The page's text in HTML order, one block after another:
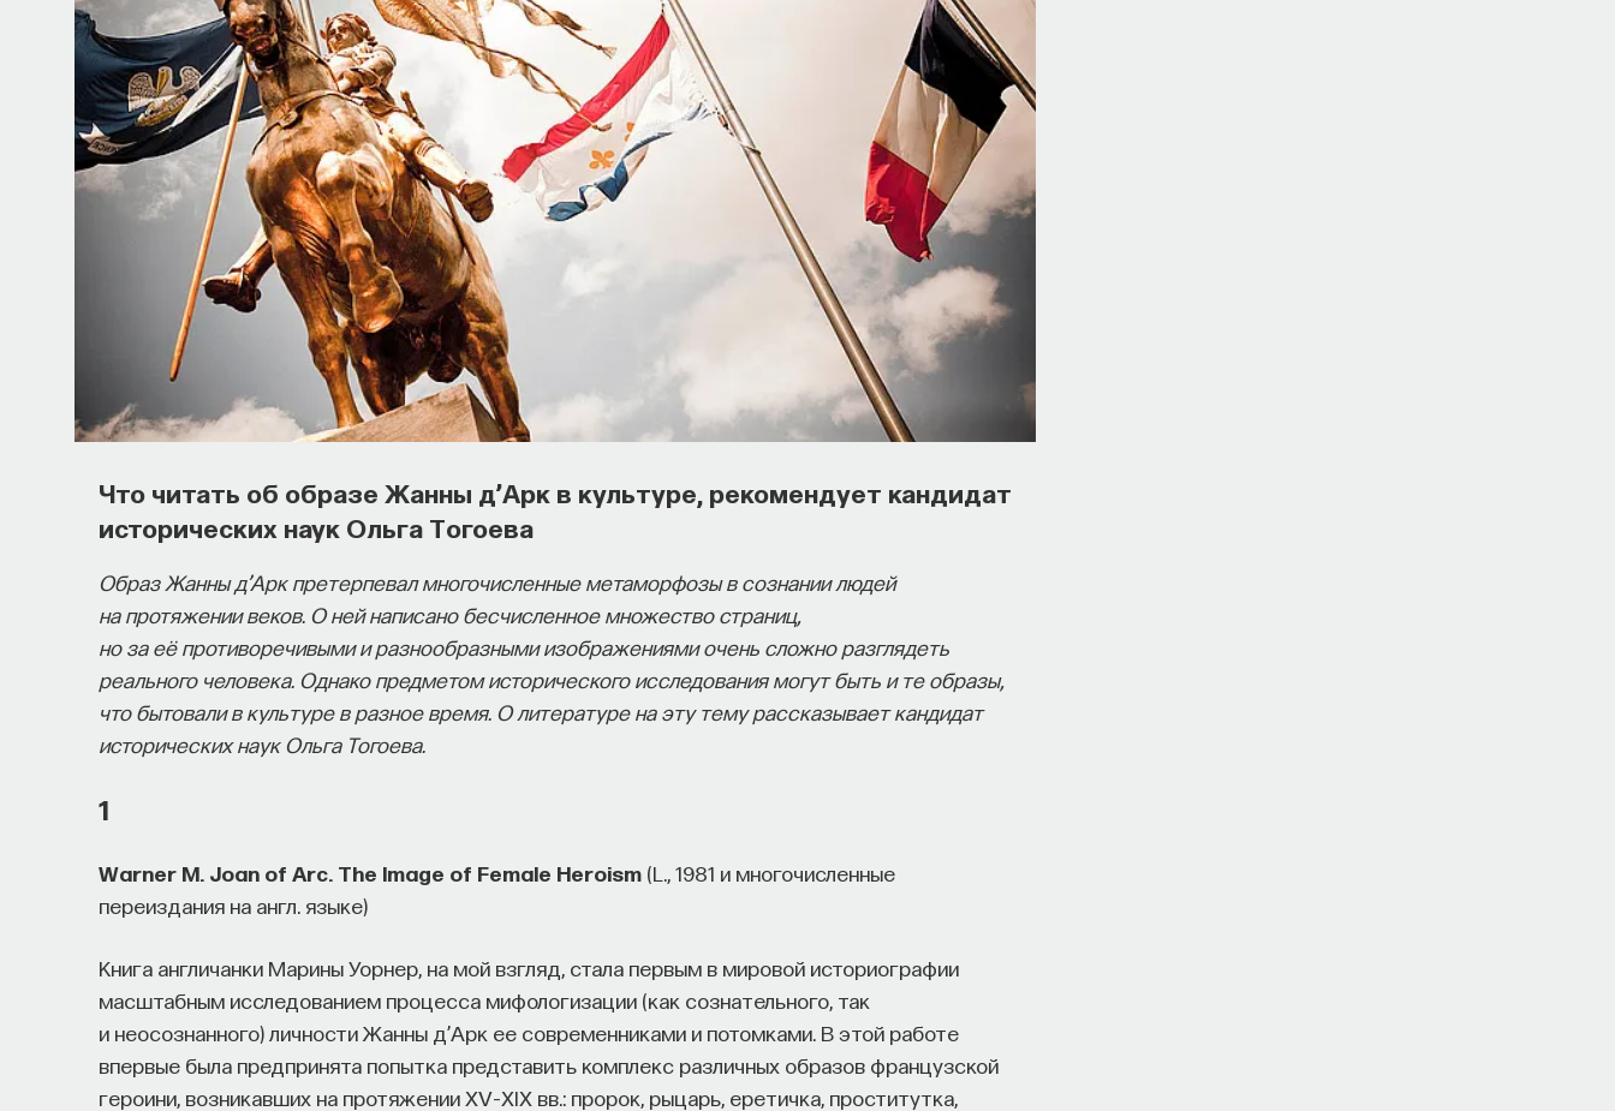
Что читать об образе Жанны д’Арк в культуре, рекомендует кандидат
исторических наук Ольга Тогоева
Образ Жанны д’Арк претерпевал многочисленные метаморфозы в сознании людей
на протяжении веков. О ней написано бесчисленное множество страниц,
но за её противоречивыми и разнообразными изображениями очень сложно разглядеть
реального человека. Однако предметом исторического исследования могут быть и те образы,
что бытовали в культуре в разное время. О литературе на эту тему рассказывает кандидат
исторических наук Ольга Тогоева.
1
Warner M. Joan of Arc. The Image of Female Heroism (L., 1981 и многочисленные
переиздания на англ. языке)
Книга англичанки Марины Уорнер, на мой взгляд, стала первым в мировой историографии
масштабным исследованием процесса мифологизации (как сознательного, так
и неосознанного) личности Жанны д’Арк ее современниками и потомками. В этой работе
впервые была предпринята попытка представить комплекс различных образов французской
героини, возникавших на протяжении XV–XIX вв.: пророк, рыцарь, еретичка, проститутка,